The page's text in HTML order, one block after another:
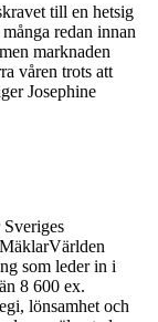
till en hetsig
redan innan
marknaden
våren trots att
Josephine
som leder in i
8 600 ex.
lönsamhet och